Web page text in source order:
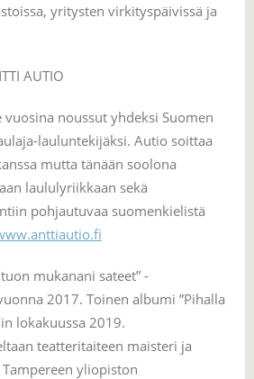
yritysten virkityspäivissä ja
AUTIO
noussut yhdeksi Suomen
lauluntekijäksi. Autio soittaa
mutta tänään soolona
laululyriikkaan sekä
pohjautuvaa suomenkielistä
mukanani sateet” -
2017. Toinen albumi ”Pihalla
lokakuussa 2019.
teatteritaiteen maisteri ja
yliopiston